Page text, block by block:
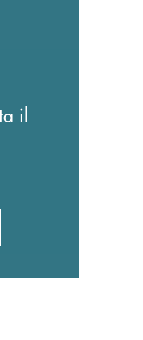
il
FINESTRA